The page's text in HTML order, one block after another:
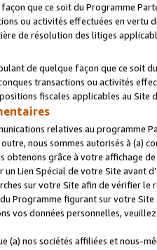
que ce soit du Programme
ou activités effectuées en vertu
de résolution des litiges
de quelque façon que ce soit
transactions ou activités
fiscales applicables au Site
relatives au programme
nous sommes autorisés à
obtenons grâce à votre affichage
Lien Spécial de votre Site avant
sur votre Site afin de vérifier
Programme figurant sur votre
vos données personnelles,
(a) nos sociétés affiliées et nous-